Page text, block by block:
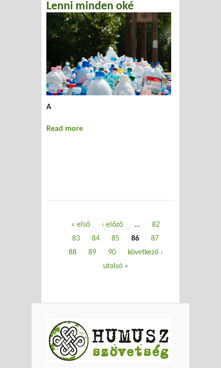
Lenni minden oké
A
Read more
« első ‹ előző …
82
83
84 85 86
87
88
89 90
következő ›
utolsó »